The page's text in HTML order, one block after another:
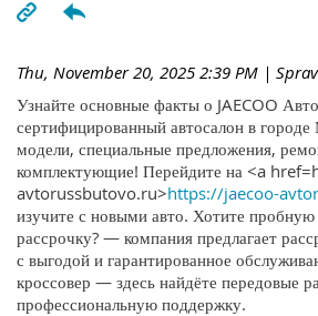
Thu, November 20, 2025 2:39 PM |
Узнайте основные факты о JAECOO
сертифицированный автосалон в городе
модели, специальные предложения,
комплектующие! Перейдите на <a
avtorussbutovo.ru>https://jaecoo-
изучите с новыми авто. Хотите пробную
рассрочку? — компания предлагает
с выгодой и гарантированное
кроссовер — здесь найдёте передовые
профессиональную поддержку.